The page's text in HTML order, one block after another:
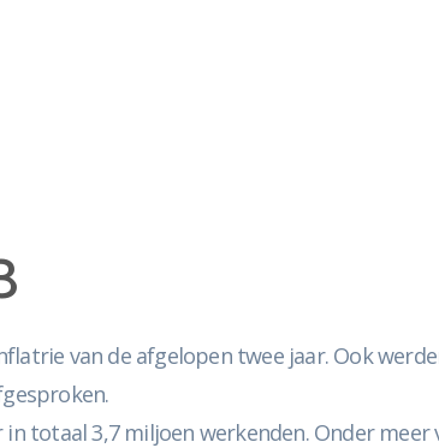
van de afgelopen twee jaar. Ook
totaal 3,7 miljoen werkenden. Onder